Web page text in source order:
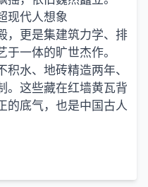
现代人想象
，更是集建筑力学、排
一体的旷世杰作。
水、地砖精造两年、
。这些藏在红墙黄瓦背
的底气，也是中国古人